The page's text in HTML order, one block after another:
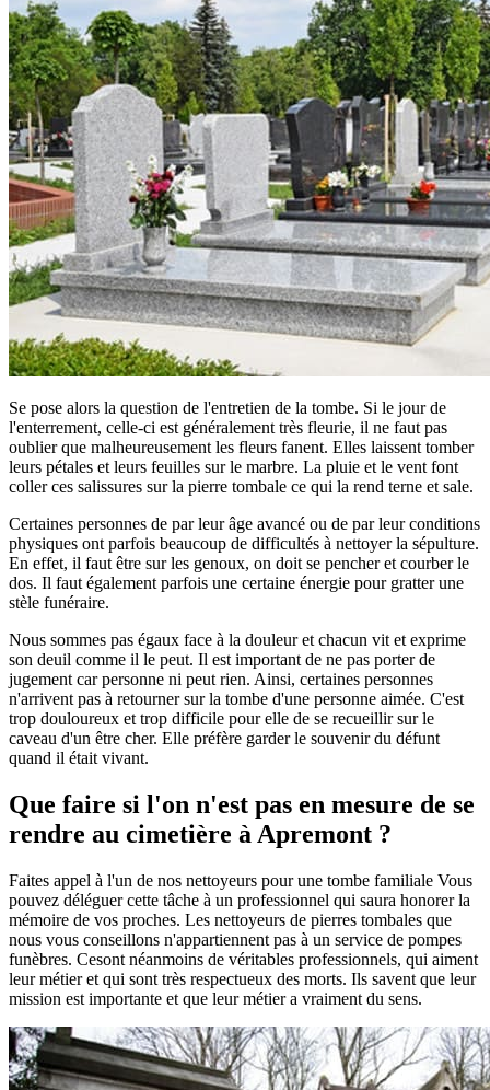
Se pose alors la question de l'entretien de la tombe. Si le jour de
l'enterrement, celle-ci est généralement très fleurie, il ne faut pas
oublier que malheureusement les fleurs fanent. Elles laissent tomber
leurs pétales et leurs feuilles sur le marbre. La pluie et le vent font
coller ces salissures sur la pierre tombale ce qui la rend terne et sale.
Certaines personnes de par leur âge avancé ou de par leur conditions
physiques ont parfois beaucoup de difficultés à nettoyer la sépulture.
En effet, il faut être sur les genoux, on doit se pencher et courber le
dos. Il faut également parfois une certaine énergie pour gratter une
stèle funéraire.
Nous sommes pas égaux face à la douleur et chacun vit et exprime
son deuil comme il le peut. Il est important de ne pas porter de
jugement car personne ni peut rien. Ainsi, certaines personnes
n'arrivent pas à retourner sur la tombe d'une personne aimée. C'est
trop douloureux et trop difficile pour elle de se recueillir sur le
caveau d'un être cher. Elle préfère garder le souvenir du défunt
quand il était vivant.
Que faire si l'on n'est pas en mesure de se
rendre au cimetière à Apremont ?
Faites appel à l'un de nos nettoyeurs pour une tombe familiale Vous
pouvez déléguer cette tâche à un professionnel qui saura honorer la
mémoire de vos proches. Les nettoyeurs de pierres tombales que
nous vous conseillons n'appartiennent pas à un service de pompes
funèbres. Cesont néanmoins de véritables professionnels, qui aiment
leur métier et qui sont très respectueux des morts. Ils savent que leur
mission est importante et que leur métier a vraiment du sens.